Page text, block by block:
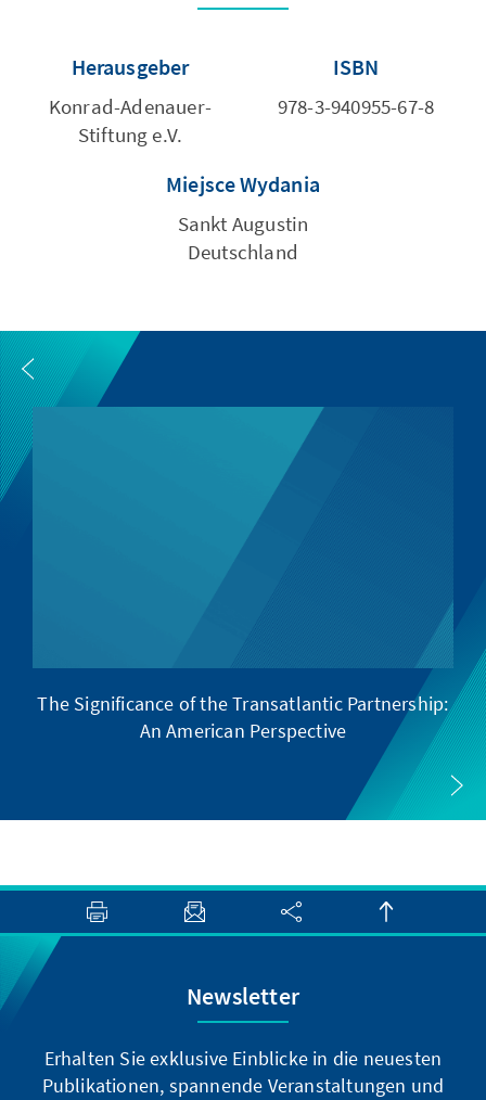
Herausgeber
Konrad-Adenauer-
Stiftung e.V.
ISBN
978-3-940955-67-8
Miejsce Wydania
Sankt Augustin
Deutschland
The Significance of the Transatlantic Partnership:
An American Perspective
Newsletter
Erhalten Sie exklusive Einblicke in die neuesten
Publikationen, spannende Veranstaltungen und